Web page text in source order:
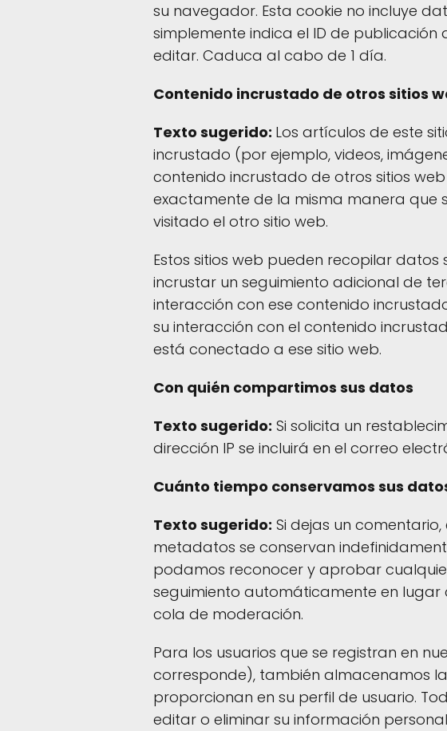
su navegador. Esta cookie no incluye
simplemente indica el ID de
editar. Caduca al cabo de 1 día.
Contenido incrustado de otros sitios
Texto sugerido: Los artículos de este
incrustado (por ejemplo, videos,
contenido incrustado de otros sitios
exactamente de la misma manera que
visitado el otro sitio web.
Estos sitios web pueden recopilar datos
incrustar un seguimiento adicional de
interacción con ese contenido
su interacción con el contenido
está conectado a ese sitio web.
Con quién compartimos sus datos
Texto sugerido: Si solicita un
dirección IP se incluirá en el correo
Cuánto tiempo conservamos sus
Texto sugerido: Si dejas un
metadatos se conservan
podamos reconocer y aprobar
seguimiento automáticamente en lugar
cola de moderación.
Para los usuarios que se registran en
corresponde), también almacenamos
proporcionan en su perfil de usuario.
editar o eliminar su información